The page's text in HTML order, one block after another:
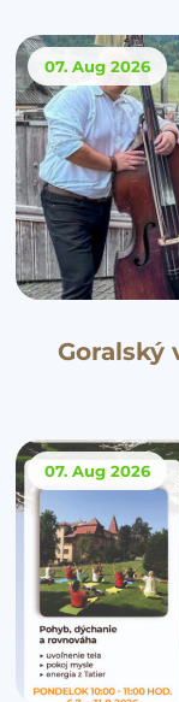
07. Aug 2026
Goralský
07. Aug 2026